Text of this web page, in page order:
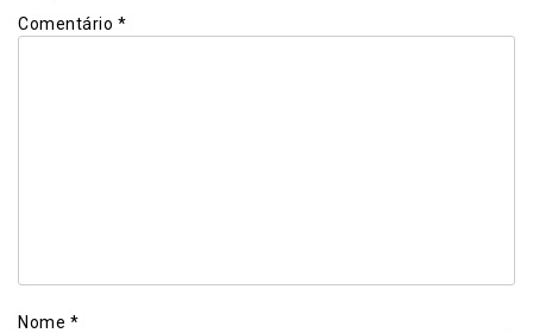
Comentário *
Nome *